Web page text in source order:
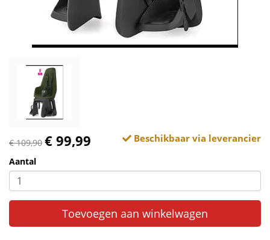
€ 109,90 € 99,99 Beschikbaar via leverancier
Aantal
Toevoegen aan winkelwagen